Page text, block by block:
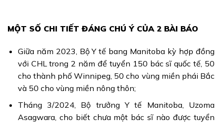
MỘT SỐ CHI TIẾT ĐÁNG CHÚ Ý CỦA 2 BÀI BÁO
Giữa năm 2023, Bộ Y tế bang Manitoba kỳ hợp đồng
với CHL trong 2 năm để tuyển 150 bác sĩ quốc tế, 50
cho thành phố Winnipeg, 50 cho vùng miền phái Bắc
và 50 cho vùng miền nông thôn;
Tháng 3/2024, Bộ trưởng Y tế Manitoba, Uzoma
Asagwara, cho biết chưa một bác sĩ nào được tuyển